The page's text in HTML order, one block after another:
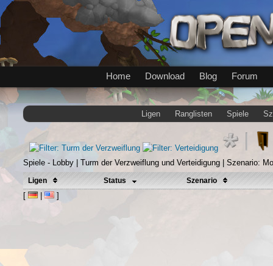
Home Download Blog Forum
Ligen Ranglisten Spiele
Spiele - Lobby | Turm der Verzweiflung und Verteidigung | Szenario:
Ligen Status Szenario
[ | ]